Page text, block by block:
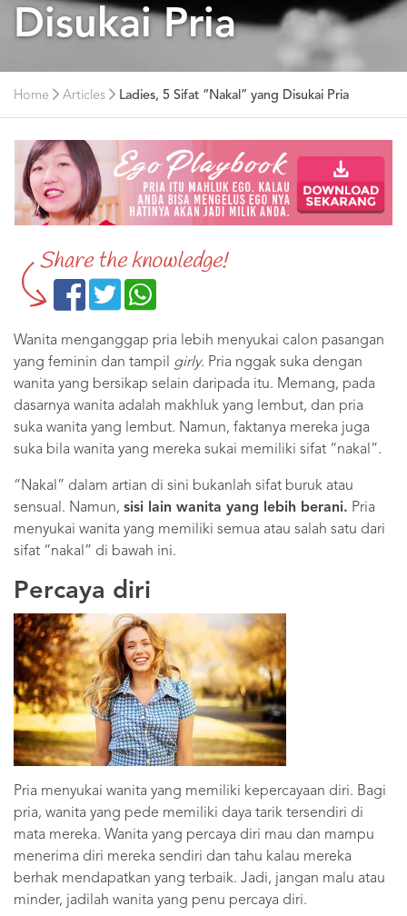
Disukai Pria
Home Articles Ladies, 5 Sifat “Nakal” yang Disukai Pria
Share the knowledge!
Wanita menganggap pria lebih menyukai calon pasangan
yang feminin dan tampil
girly. Pria nggak suka dengan
wanita yang bersikap selain daripada itu. Memang, pada
dasarnya wanita adalah makhluk yang lembut, dan pria
suka wanita yang lembut. Namun, faktanya mereka juga
suka bila wanita yang mereka sukai memiliki sifat “nakal”.
“Nakal” dalam artian di sini bukanlah sifat buruk atau
sensual. Namun, sisi lain wanita yang lebih berani. Pria
menyukai wanita yang memiliki semua atau salah satu dari
sifat “nakal” di bawah ini.
Percaya diri
Pria menyukai wanita yang memiliki kepercayaan diri. Bagi
pria, wanita yang pede memiliki daya tarik tersendiri di
mata mereka. Wanita yang percaya diri mau dan mampu
menerima diri mereka sendiri dan tahu kalau mereka
berhak mendapatkan yang terbaik. Jadi, jangan malu atau
minder, jadilah wanita yang penu percaya diri.